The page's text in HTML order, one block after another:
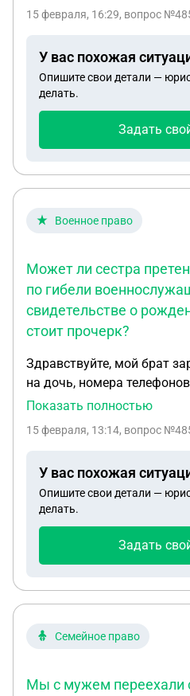
нетрезвом состоянии, он
полицию, снимала побои,
за его действия, а ее
психушку, какие мои
15 февраля, 16:29, вопрос
У вас похожая
Опишите свои детали —
делать.
Задать
Военное право
Может ли сестра
по гибели
свидетельстве о
стоит прочерк?
Здравствуйте, мой брат
на дочь, номера
бывшей гражданской жены
ли я как сестра
"дочери" ещё надо
рождении в графе "отец" стоит прочерк.
Прописывают ли в
Показать полностью
15 февраля, 13:14, вопрос
У вас похожая
Опишите свои детали —
делать.
Задать
Семейное право
Мы с мужем переехали